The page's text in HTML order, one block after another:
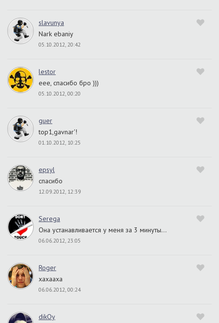
slavunya
Nark ebaniy
05.10.2012, 20:42
lestor
еее, спасибо бро )))
05.10.2012, 00:20
guer
top1,gavnar'!
01.10.2012, 10:25
epsyl
спасибо
12.09.2012, 12:39
Serega
Она устанавливается у меня за 3 минуты…
06.06.2012, 23:05
Roger
xaxaaxa
06.06.2012, 00:24
dikOy